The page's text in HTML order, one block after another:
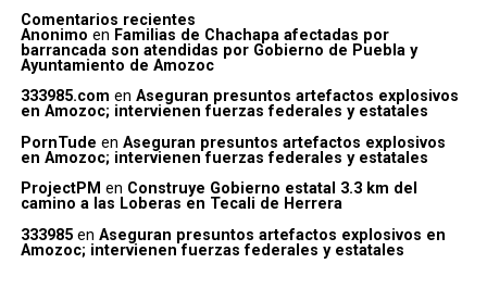
Comentarios recientes
Anonimo en Familias de Chachapa afectadas por
barrancada son atendidas por Gobierno de Puebla y
Ayuntamiento de Amozoc
333985.com en Aseguran presuntos artefactos explosivos
en Amozoc; intervienen fuerzas federales y estatales
PornTude en Aseguran presuntos artefactos explosivos
en Amozoc; intervienen fuerzas federales y estatales
ProjectPM en Construye Gobierno estatal 3.3 km del
camino a las Loberas en Tecali de Herrera
333985en Aseguran presuntos artefactos explosivos en
Amozoc; intervienen fuerzas federales y estatales